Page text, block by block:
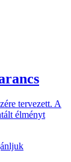
tervezett. A
élményt